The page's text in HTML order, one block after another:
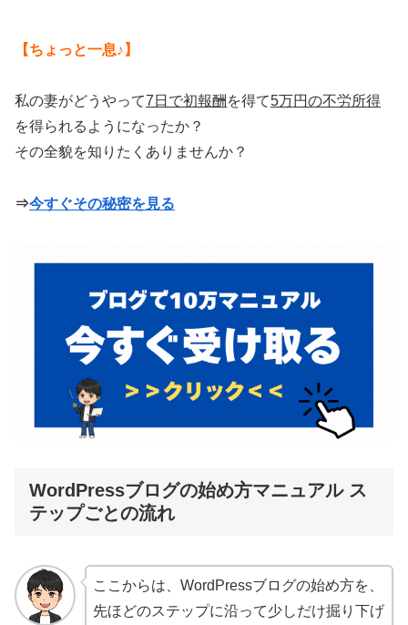
【ちょっと一息♪】
私の妻がどうやって7日で初報酬 を得て5万円の不労所得
を得られるようになったか？
その全貌を知りたくありませんか？
⇒今すぐその秘密を見る
WordPressブログの始め方マニュアル ス
テップごとの流れ
ここからは、WordPressブログの始め方を、
先ほどのステップに沿って少しだけ掘り下げ